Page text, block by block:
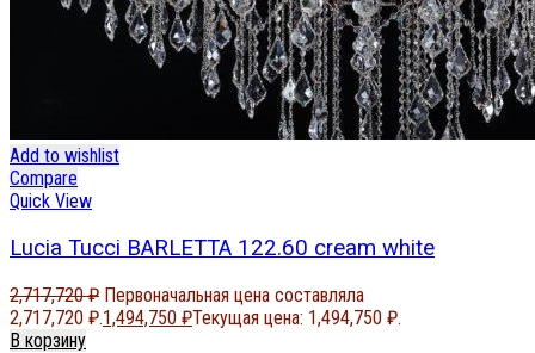
Add to wishlist
Compare
Quick View
Lucia Tucci BARLETTA 122.60 cream white
2,717,720₽ Первоначальная цена составляла
2,717,720 ₽.1,494,750 ₽Текущая цена: 1,494,750 ₽.
В корзину